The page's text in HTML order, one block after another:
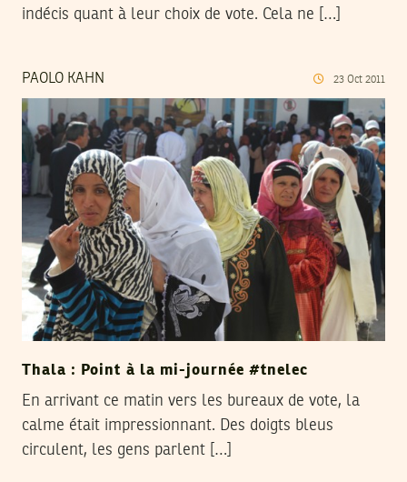
indécis quant à leur choix de vote. Cela ne […]
PAOLO KAHN 23 Oct 2011
Thala : Point à la mi-journée #tnelec
En arrivant ce matin vers les bureaux de vote, la
calme était impressionnant. Des doigts bleus
circulent, les gens parlent […]